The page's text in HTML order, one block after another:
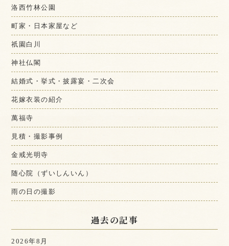
洛西竹林公園
町家・日本家屋など
祇園白川
神社仏閣
結婚式・挙式・披露宴・二次会
花嫁衣装の紹介
萬福寺
見積・撮影事例
金戒光明寺
随心院（ずいしんいん）
雨の日の撮影
過去の記事
2026年8月